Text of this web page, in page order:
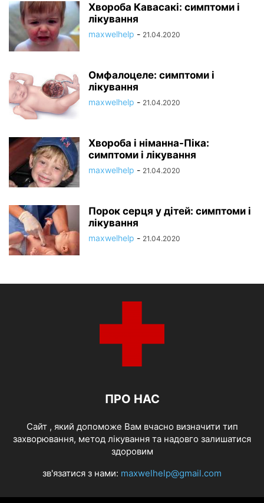
Хвороба Кавасакі: симптоми і
лікування
maxwelhelp - 21.04.2020
Омфалоцеле: симптоми і
лікування
maxwelhelp - 21.04.2020
Хвороба і німанна-Піка:
симптоми і лікування
maxwelhelp - 21.04.2020
Порок серця у дітей: симптоми і
лікування
maxwelhelp - 21.04.2020
ПРО НАС
Cайт , який допоможе Вам вчасно визначити тип
захворювання, метод лікування та надовго залишатися
здоровим
зв'язатися з нами: maxwelhelp@gmail.com